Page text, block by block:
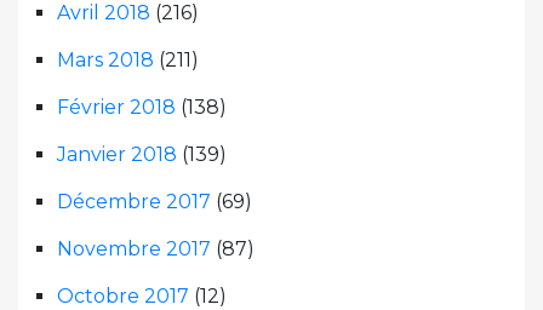
Avril 2018 (216)
Mars 2018 (211)
Février 2018 (138)
Janvier 2018 (139)
Décembre 2017 (69)
Novembre 2017 (87)
Octobre 2017 (12)